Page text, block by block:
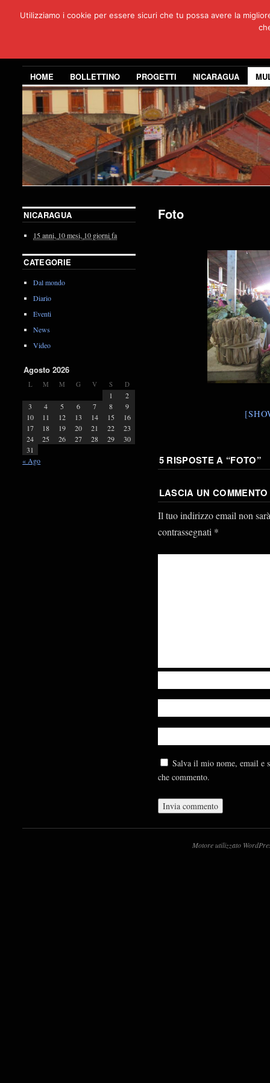
HOME BOLLETTINO PROGETTI NICARAGUA
Foto
5 RISPOSTE A “FOTO”
LASCIA UN COMMENTO
Il tuo indirizzo email non
contrassegnati *
Salva il mio nome, email e
che commento.
NICARAGUA
15 anni, 10 mesi, 10 giornifa
CATEGORIE
Dal mondo
Diario
Eventi
News
Video
Agosto 2026
L M M G V S D
1
2
3
4 5 6 7 8
9
10
11 12 13 14 15
16
17
18 19 20 21 22
23
24
25 26 27 28 29
30
31
« Ago
Motore utilizzato
Utilizziamo i cookie per essere sicuri che tu possa avere la